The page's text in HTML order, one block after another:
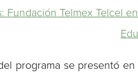
Fundación Telmex Telcel
programa se presentó